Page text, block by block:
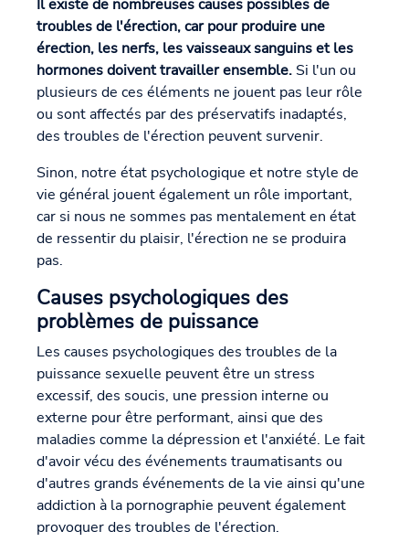
Il existe de nombreuses causes possibles de
troubles de l'érection, car pour produire une
érection, les nerfs, les vaisseaux sanguins et les
hormones doivent travailler ensemble. Si l'un ou
plusieurs de ces éléments ne jouent pas leur rôle
ou sont affectés par des préservatifs inadaptés,
des troubles de l'érection peuvent survenir.
Sinon, notre état psychologique et notre style de
vie général jouent également un rôle important,
car si nous ne sommes pas mentalement en état
de ressentir du plaisir, l'érection ne se produira
pas.
Causes psychologiques des
problèmes de puissance
Les causes psychologiques des troubles de la
puissance sexuelle peuvent être un stress
excessif, des soucis, une pression interne ou
externe pour être performant, ainsi que des
maladies comme la dépression et l'anxiété. Le fait
d'avoir vécu des événements traumatisants ou
d'autres grands événements de la vie ainsi qu'une
addiction à la pornographie peuvent également
provoquer des troubles de l'érection.